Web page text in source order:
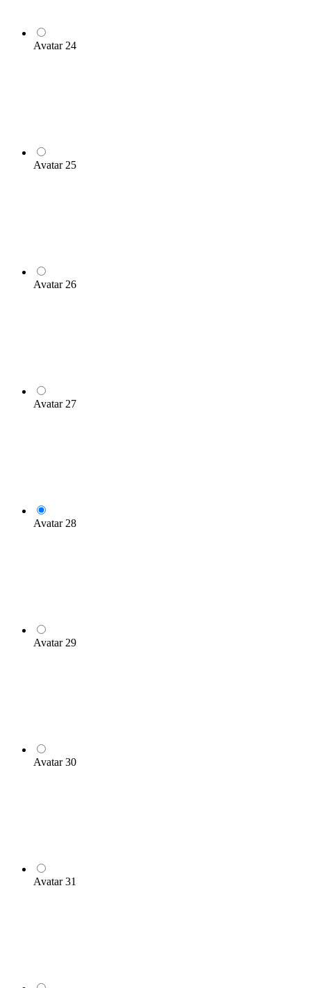
Avatar 24
Avatar 25
Avatar 26
Avatar 27
Avatar 28
Avatar 29
Avatar 30
Avatar 31